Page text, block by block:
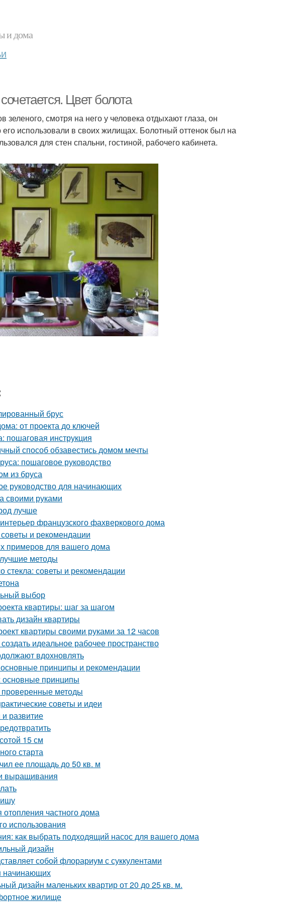
и дома
Цвет болота
смотря на него у человека отдыхают глаза, он
использовали в своих жилищах. Болотный оттенок был на
для стен спальни, гостиной, рабочего кабинета.
брус
от проекта до ключей
пошаговая инструкция
способ обзавестись домом мечты
пошаговое руководство
из бруса
руководство для начинающих
своими руками
лучше
французского фахверкового дома
и рекомендации
примеров для вашего дома
методы
стекла: советы и рекомендации
выбор
квартиры: шаг за шагом
дизайн квартиры
квартиры своими руками за 12 часов
идеальное рабочее пространство
вдохновлять
принципы и рекомендации
принципы
методы
советы и идеи
развитие
15 см
старта
ее площадь до 50 кв. м
выращивания
частного дома
использования
как выбрать подходящий насос для вашего дома
дизайн
собой флорариум с суккулентами
начинающих
дизайн маленьких квартир от 20 до 25 кв. м.
жилище